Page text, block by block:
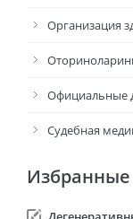
Организация
Официальные
Судебная
Избранные